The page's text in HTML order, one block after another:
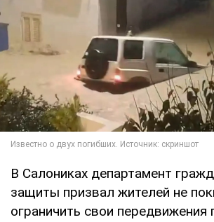
В Салониках департамент
защиты призвал жителей не
ограничить свои передвижения